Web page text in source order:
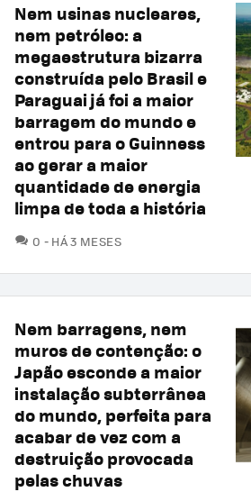
Nem usinas nucleares,
nem petróleo: a
megaestrutura bizarra
construída pelo Brasil e
Paraguai já foi a maior
barragem do mundo e
entrou para o Guinness
ao gerar a maior
quantidade de energia
limpa de toda a história
0 COMENTÁRIOS
HÁ 3 MESES
Nem barragens, nem
muros de contenção: o
Japão esconde a maior
instalação subterrânea
do mundo, perfeita para
acabar de vez com a
destruição provocada
pelas chuvas